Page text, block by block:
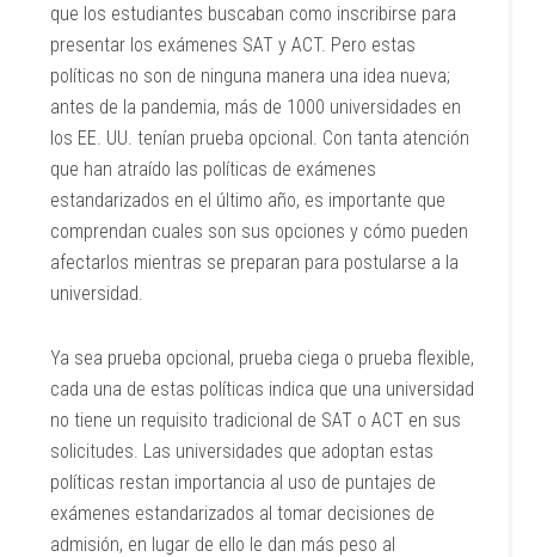
que los estudiantes buscaban como inscribirse para
presentar los exámenes SAT y ACT. Pero estas
políticas no son de ninguna manera una idea nueva;
antes de la pandemia, más de 1000 universidades en
los EE. UU. tenían prueba opcional. Con tanta atención
que han atraído las políticas de exámenes
estandarizados en el último año, es importante que
comprendan cuales son sus opciones y cómo pueden
afectarlos mientras se preparan para postularse a la
universidad.
Ya sea prueba opcional, prueba ciega o prueba flexible,
cada una de estas políticas indica que una universidad
no tiene un requisito tradicional de SAT o ACT en sus
solicitudes. Las universidades que adoptan estas
políticas restan importancia al uso de puntajes de
exámenes estandarizados al tomar decisiones de
admisión, en lugar de ello le dan más peso al